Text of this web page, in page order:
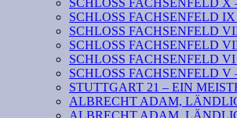
SCHLOSS FACHSENFELD
SCHLOSS FACHSENFELD
SCHLOSS FACHSENFELD
SCHLOSS FACHSENFELD
SCHLOSS FACHSENFELD
STUTTGART 21 – EIN
ALBRECHT ADAM,
ALBRECHT ADAM,